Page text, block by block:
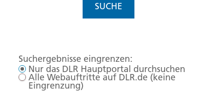
SUCHE
Suchergebnisse eingrenzen:
Nur das DLR Hauptportal durchsuchen
Alle Webauftritte auf DLR.de (keine
Eingrenzung)